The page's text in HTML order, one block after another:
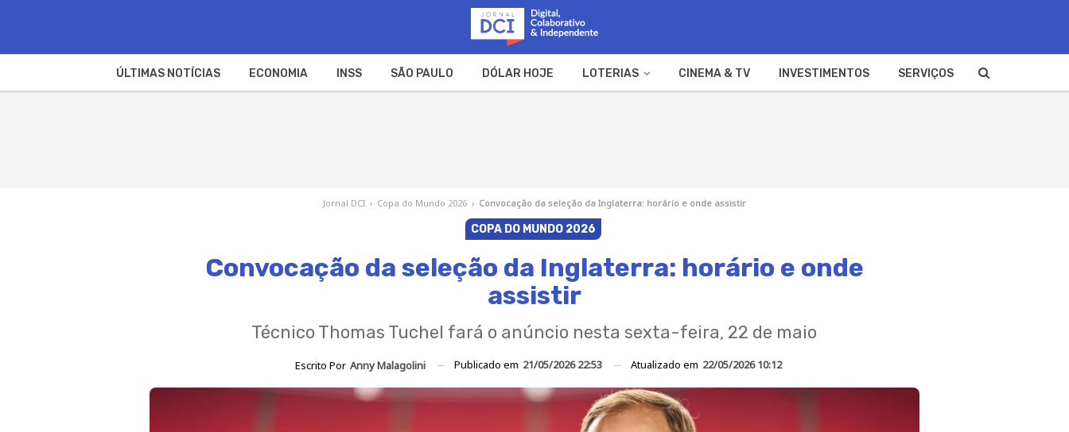
ÚLTIMAS NOTÍCIAS ECONOMIA INSS SÃO PAULO DÓLAR HOJE LOTERIAS CINEMA & TV INVESTIMENTOS SERVIÇOS
Jornal DCI › Copa do Mundo 2026 › Convocação da seleção da Inglaterra: horário e onde assistir
COPA DO MUNDO 2026
Convocação da seleção da Inglaterra: horário e onde
assistir
Técnico Thomas Tuchel fará o anúncio nesta sexta-feira, 22 de maio
Escrito Por Anny Malagolini Publicado em 21/05/2026 22:53 Atualizado em 22/05/2026 10:12